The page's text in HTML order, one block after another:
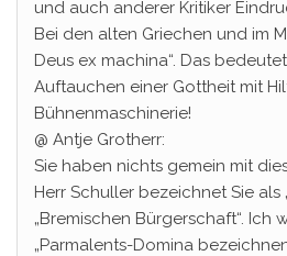
und auch anderer Kritiker
Bei den alten Griechen und im
Deus ex machina“. Das
Auftauchen einer Gottheit mit
Bühnenmaschinerie!
@ Antje Grotherr:
Sie haben nichts gemein mit
Herr Schuller bezeichnet Sie als
„Bremischen Bürgerschaft“. Ich
„Parmalents-Domina